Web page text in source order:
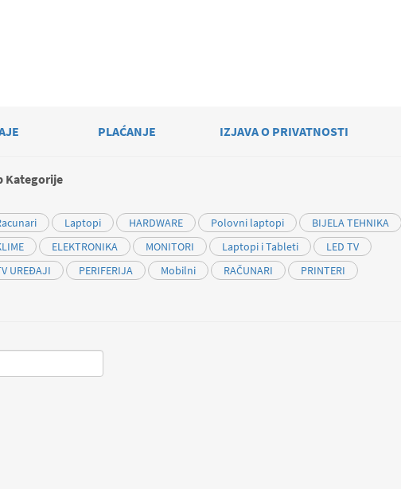
PLAĆANJE IZJAVA O PRIVATNOSTI
Kategorije
Laptopi HARDWARE Polovni laptopi
BIJELA TEHNIKA
ELEKTRONIKA MONITORI Laptopi i Tableti
LED TV
UREĐAJI
PERIFERIJA Mobilni RAČUNARI PRINTERI